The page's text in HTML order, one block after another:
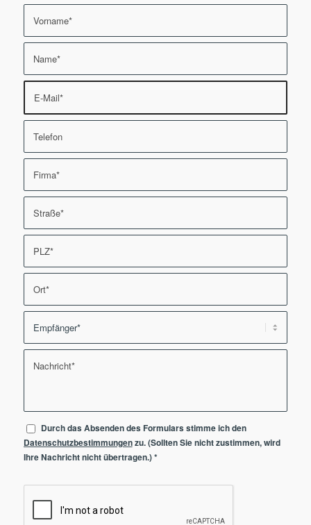
Durch das Absenden des Formulars stimme ich den
Datenschutzbestimmungenzu. (Sollten Sie nicht zustimmen, wird
Ihre Nachricht nicht übertragen.)*